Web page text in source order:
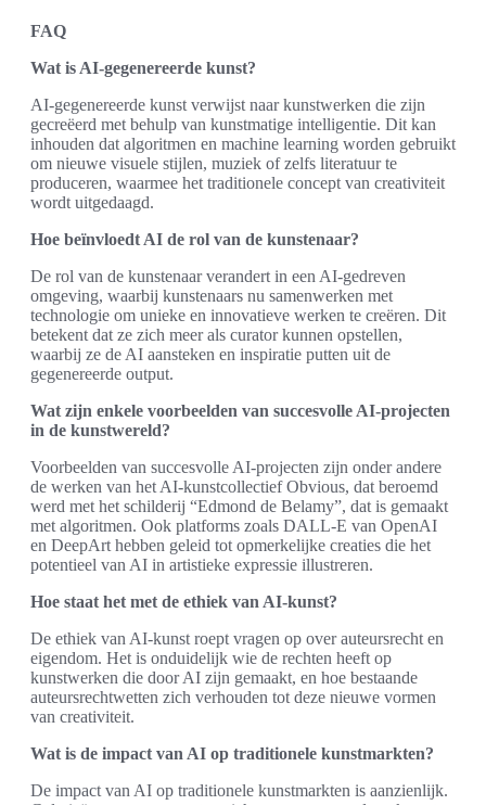
FAQ
Wat is AI-gegenereerde kunst?
AI-gegenereerde kunst verwijst naar kunstwerken die zijn
gecreëerd met behulp van kunstmatige intelligentie. Dit kan
inhouden dat algoritmen en machine learning worden gebruikt
om nieuwe visuele stijlen, muziek of zelfs literatuur te
produceren, waarmee het traditionele concept van creativiteit
wordt uitgedaagd.
Hoe beïnvloedt AI de rol van de kunstenaar?
De rol van de kunstenaar verandert in een AI-gedreven
omgeving, waarbij kunstenaars nu samenwerken met
technologie om unieke en innovatieve werken te creëren. Dit
betekent dat ze zich meer als curator kunnen opstellen,
waarbij ze de AI aansteken en inspiratie putten uit de
gegenereerde output.
Wat zijn enkele voorbeelden van succesvolle AI-projecten
in de kunstwereld?
Voorbeelden van succesvolle AI-projecten zijn onder andere
de werken van het AI-kunstcollectief Obvious, dat beroemd
werd met het schilderij “Edmond de Belamy”, dat is gemaakt
met algoritmen. Ook platforms zoals DALL-E van OpenAI
en DeepArt hebben geleid tot opmerkelijke creaties die het
potentieel van AI in artistieke expressie illustreren.
Hoe staat het met de ethiek van AI-kunst?
De ethiek van AI-kunst roept vragen op over auteursrecht en
eigendom. Het is onduidelijk wie de rechten heeft op
kunstwerken die door AI zijn gemaakt, en hoe bestaande
auteursrechtwetten zich verhouden tot deze nieuwe vormen
van creativiteit.
Wat is de impact van AI op traditionele kunstmarkten?
De impact van AI op traditionele kunstmarkten is aanzienlijk.